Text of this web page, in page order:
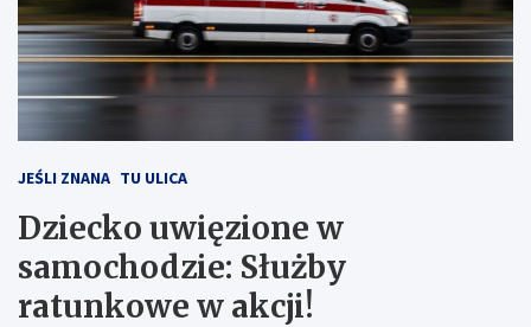
JEŚLI ZNANA TU ULICA
Dziecko uwięzione w
samochodzie: Służby
ratunkowe w akcji!